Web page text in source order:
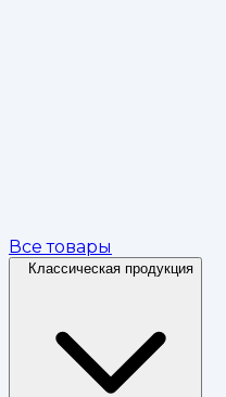
Все товары
Классическая продукция